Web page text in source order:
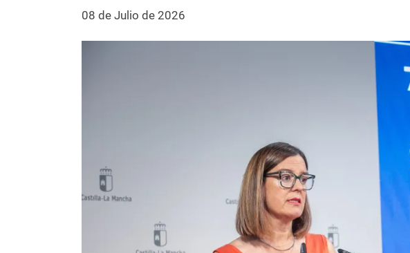
08 de Julio de 2026